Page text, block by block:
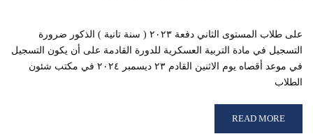
على طلاب المستوى الثاني دفعة ٢٠٢٣ ( سنة تانية ) الذكور ضرورة
التسجيل في مادة التربية العسكرية للدورة القادمة على أن يكون التسجيل
في موعد أقصاه يوم الاثنين القادم ٢٣ ديسمبر ٢٠٢٤ في مكتب شئون
الطلاب
READ MORE ABOUT إعلان هام لطلاب المستوى الثاني من الذكور
READ MORE